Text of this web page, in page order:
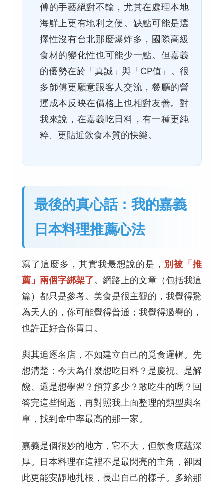
傅的手藝絕對不輸，尤其在處理本地
海鮮上更有地利之便。缺點可能是選
擇性沒有台北那麼爆炸多，國際高級
食材的變化性也可能少一點。但嘉義
的優勢在於「真誠」與「CP值」。很
多師傅更願意跟客人交流，餐廳的營
運成本反映在價格上也相對友善。對
我來說，在嘉義吃日料，有一種更純
粹、更貼近飲食本質的快樂。
最後的真心話：我的嘉義
日本料理推薦心法
寫了這麼多，其實我最想說的是， 別被「推
薦」兩個字綁架了。網路上的文章（包括我這
篇）都只是參考。美食是很主觀的，我覺得驚
為天人的，你可能覺得普通；我覺得過譽的，
也許正好合你胃口。
與其追逐名店，不如建立自己的覓食邏輯。先
想清楚：今天為什麼想吃日料？是慶祝、是解
饞、還是想學習？預算多少？敢吃生的嗎？回
答完這些問題，再對照我上面整理的類型與名
單，找到命中率最高的那一家。
嘉義是個很妙的地方，它不大，但飲食底蘊深
厚。日本料理在這裡不是最閃亮的主角，卻因
此更能安靜地扎根，長出自己的樣子。多給那